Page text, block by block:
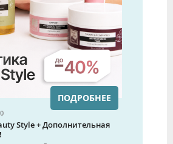
Style + Дополнительная
ПОДРОБНЕЕ